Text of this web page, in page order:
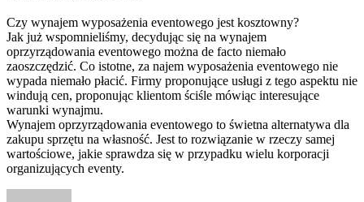
Czy wynajem wyposażenia eventowego jest kosztowny?
Jak już wspomnieliśmy, decydując się na wynajem
oprzyrządowania eventowego można de facto niemało
zaoszczędzić. Co istotne, za najem wyposażenia eventowego nie
wypada niemało płacić. Firmy proponujące usługi z tego aspektu nie
windują cen, proponując klientom ściśle mówiąc interesujące
warunki wynajmu.
Wynajem oprzyrządowania eventowego to świetna alternatywa dla
zakupu sprzętu na własność. Jest to rozwiązanie w rzeczy samej
wartościowe, jakie sprawdza się w przypadku wielu korporacji
organizujących eventy.